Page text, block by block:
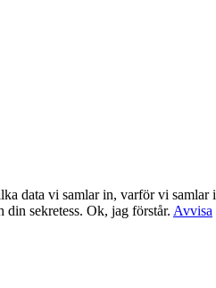
data vi samlar in, varför vi samlar
sekretess. Ok, jag förstår. Avvisa